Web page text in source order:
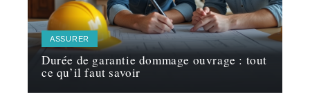
ASSURER
Durée de garantie dommage ouvrage : tout
ce qu’il faut savoir